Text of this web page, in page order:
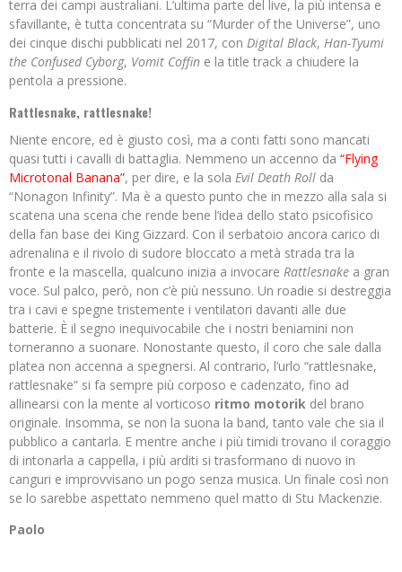
terra dei campi australiani. L’ultima parte del live, la più intensa e
sfavillante, è tutta concentrata su “Murder of the Universe”, uno
dei cinque dischi pubblicati nel 2017, con Digital Black, Han-Tyumi
the Confused Cyborg, Vomit Coffin e la title track a chiudere la
pentola a pressione.
Rattlesnake, rattlesnake!
Niente encore, ed è giusto così, ma a conti fatti sono mancati
quasi tutti i cavalli di battaglia. Nemmeno un accenno da “Flying
Microtonal Banana”, per dire, e la sola Evil Death Roll da
“Nonagon Infinity”. Ma è a questo punto che in mezzo alla sala si
scatena una scena che rende bene l’idea dello stato psicofisico
della fan base dei King Gizzard. Con il serbatoio ancora carico di
adrenalina e il rivolo di sudore bloccato a metà strada tra la
fronte e la mascella, qualcuno inizia a invocare Rattlesnake a gran
voce. Sul palco, però, non c’è più nessuno. Un roadie si destreggia
tra i cavi e spegne tristemente i ventilatori davanti alle due
batterie. È il segno inequivocabile che i nostri beniamini non
torneranno a suonare. Nonostante questo, il coro che sale dalla
platea non accenna a spegnersi. Al contrario, l’urlo “rattlesnake,
rattlesnake” si fa sempre più corposo e cadenzato, fino ad
allinearsi con la mente al vorticoso ritmo motorik del brano
originale. Insomma, se non la suona la band, tanto vale che sia il
pubblico a cantarla. E mentre anche i più timidi trovano il coraggio
di intonarla a cappella, i più arditi si trasformano di nuovo in
canguri e improvvisano un pogo senza musica. Un finale così non
se lo sarebbe aspettato nemmeno quel matto di Stu Mackenzie.
Paolo